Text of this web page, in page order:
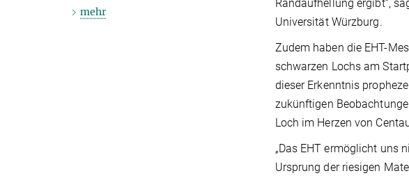
Randaufhellung ergibt“,
Universität Würzburg.
Zudem haben die EHT-
schwarzen Lochs am
dieser Erkenntnis
zukünftigen
Loch im Herzen von
„Das EHT ermöglicht uns
Ursprung der riesigen
mehr